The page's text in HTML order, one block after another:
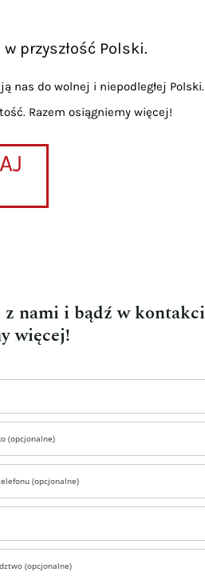
przyszłość Polski.
do wolnej i niepodległej
Razem osiągniemy więcej!
z nami i bądź w
więcej!